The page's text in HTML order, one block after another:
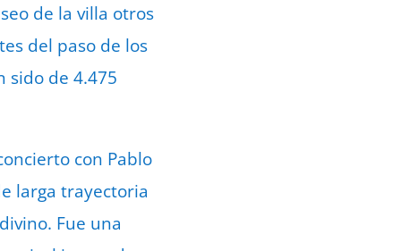
de la villa otros
del paso de los
sido de 4.475
con Pablo
larga trayectoria
Fue una